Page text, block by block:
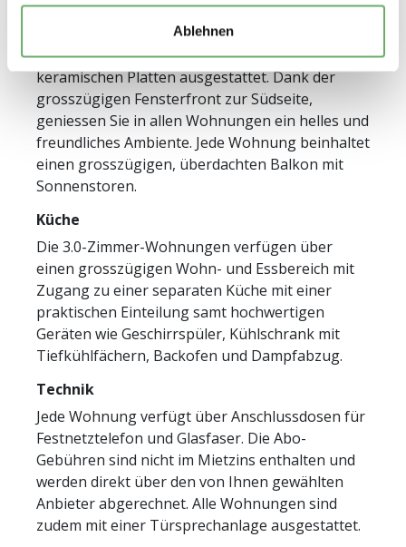
Ablehnen
Wohnungen in unterschiedlichen Grössen. Die
Böden sind überwiegend mit Holzparkett
versehen. Die Küchen und Nasszellen sind mit
keramischen Platten ausgestattet. Dank der
grosszügigen Fensterfront zur Südseite,
geniessen Sie in allen Wohnungen ein helles und
freundliches Ambiente. Jede Wohnung beinhaltet
einen grosszügigen, überdachten Balkon mit
Sonnenstoren.
Küche
Die 3.0-Zimmer-Wohnungen verfügen über
einen grosszügigen Wohn- und Essbereich mit
Zugang zu einer separaten Küche mit einer
praktischen Einteilung samt hochwertigen
Geräten wie Geschirrspüler, Kühlschrank mit
Tiefkühlfächern, Backofen und Dampfabzug.
Technik
Jede Wohnung verfügt über Anschlussdosen für
Festnetztelefon und Glasfaser. Die Abo-
Gebühren sind nicht im Mietzins enthalten und
werden direkt über den von Ihnen gewählten
Anbieter abgerechnet. Alle Wohnungen sind
zudem mit einer Türsprechanlage ausgestattet.